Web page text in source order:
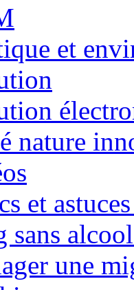
et
nature
et
sans
une